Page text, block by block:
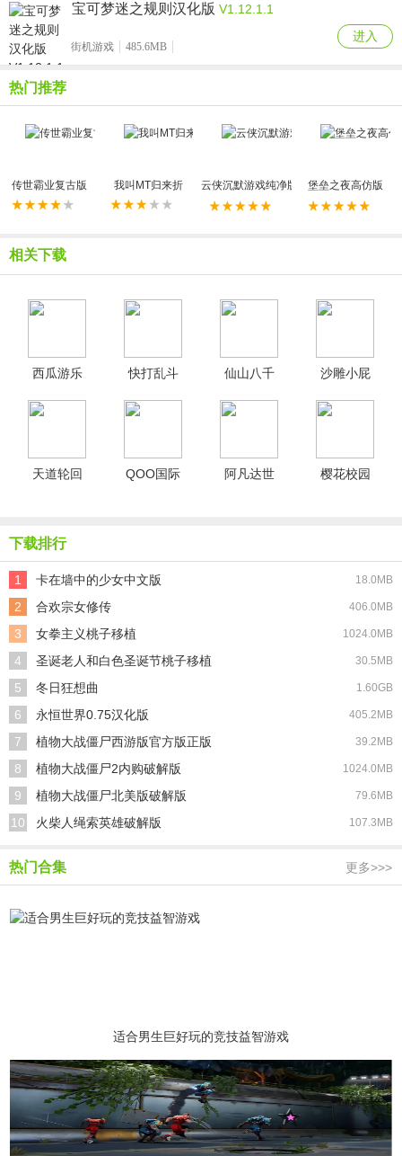
宝可梦迷之规则汉化版 V1.12.1.1
街机游戏 485.6MB
进入
热门推荐
传世霸业复古版 我叫MT归来折 云侠沉默游戏纯净版 堡垒之夜高仿版
相关下载
西瓜游乐
快打乱斗
仙山八千
手指版
沙雕小屁
联机版
天道轮回
版
QOO国际
阿凡达世
樱花校园
下载排行
1 卡在墙中的少女中文版 18.0MB
2 合欢宗女修传 406.0MB
3 女拳主义桃子移植 1024.0MB
4 圣诞老人和白色圣诞节桃子移植 30.5MB
5 冬日狂想曲 1.60GB
6 永恒世界0.75汉化版 405.2MB
7 植物大战僵尸西游版官方版正版 39.2MB
8 植物大战僵尸2内购破解版 1024.0MB
9 植物大战僵尸北美版破解版 79.6MB
10 火柴人绳索英雄破解版 107.3MB
热门合集 更多>>>
适合男生巨好玩的竞技益智游戏